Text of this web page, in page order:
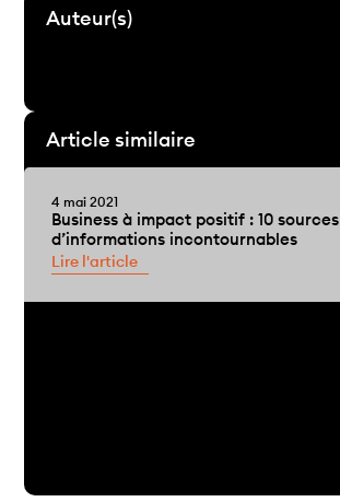
Auteur(s)
Article similaire
4 mai 2021
Business à impact positif : 10 sources
d’informations incontournables
Lire l'article